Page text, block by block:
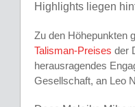
Highlights liegen
Zu den Höhepunkten
Talisman-Preises der
herausragendes
Gesellschaft, an Leo